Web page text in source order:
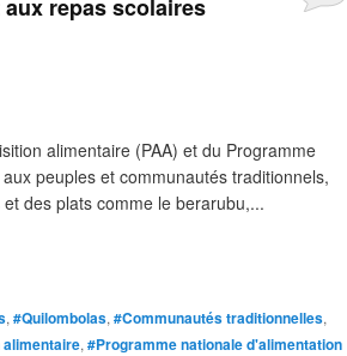
repas scolaires
alimentaire (PAA) et du Programme
peuples et communautés traditionnels,
des plats comme le berarubu,...
, #Quilombolas, #Communautés traditionnelles,
, #Programme nationale d'alimentation